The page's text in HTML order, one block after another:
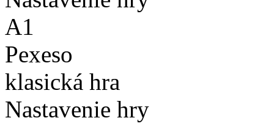
A1
Pexeso
klasická hra
Nastavenie hry